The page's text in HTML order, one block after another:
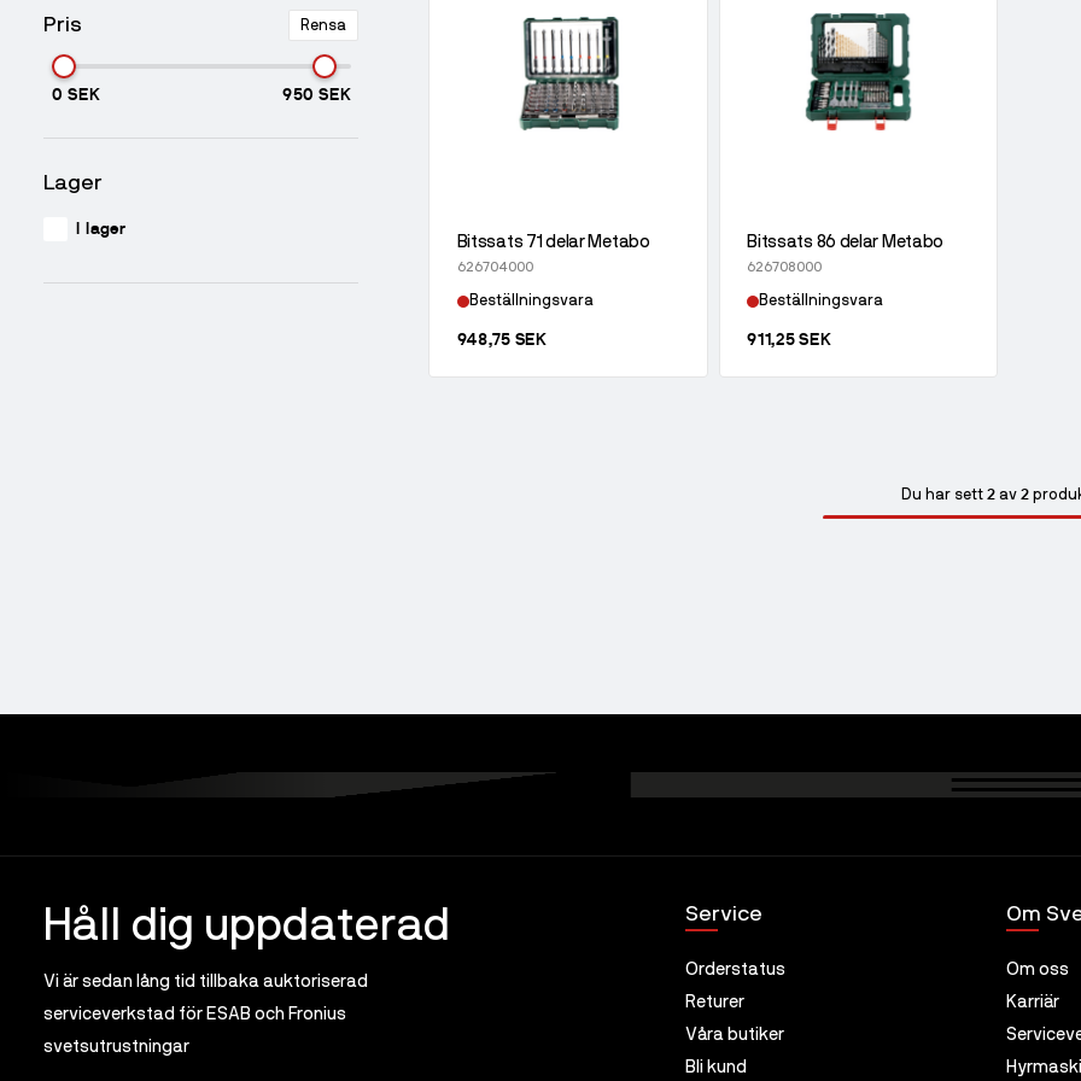
Pris Rensa
0 SEK 950 SEK
Lager
I lager
Bitssats 71 delar Metabo
626704000
Beställningsvara
948,75 SEK
Bitssats 86 delar Metabo
626708000
Beställningsvara
911,25 SEK
Du har sett 2 av 2
Håll dig uppdaterad
Vi är sedan lång tid tillbaka auktoriserad
serviceverkstad för ESAB och Fronius
svetsutrustningar
Service
Orderstatus
Returer
Våra butiker
Bli kund
Om
Om oss
Karriär